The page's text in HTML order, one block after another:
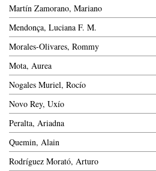
Martín Zamorano, Mariano
Mendonça, Luciana F. M.
Morales-Olivares, Rommy
Mota, Aurea
Nogales Muriel, Rocío
Novo Rey, Uxío
Peralta, Ariadna
Quemin, Alain
Rodríguez Morató, Arturo